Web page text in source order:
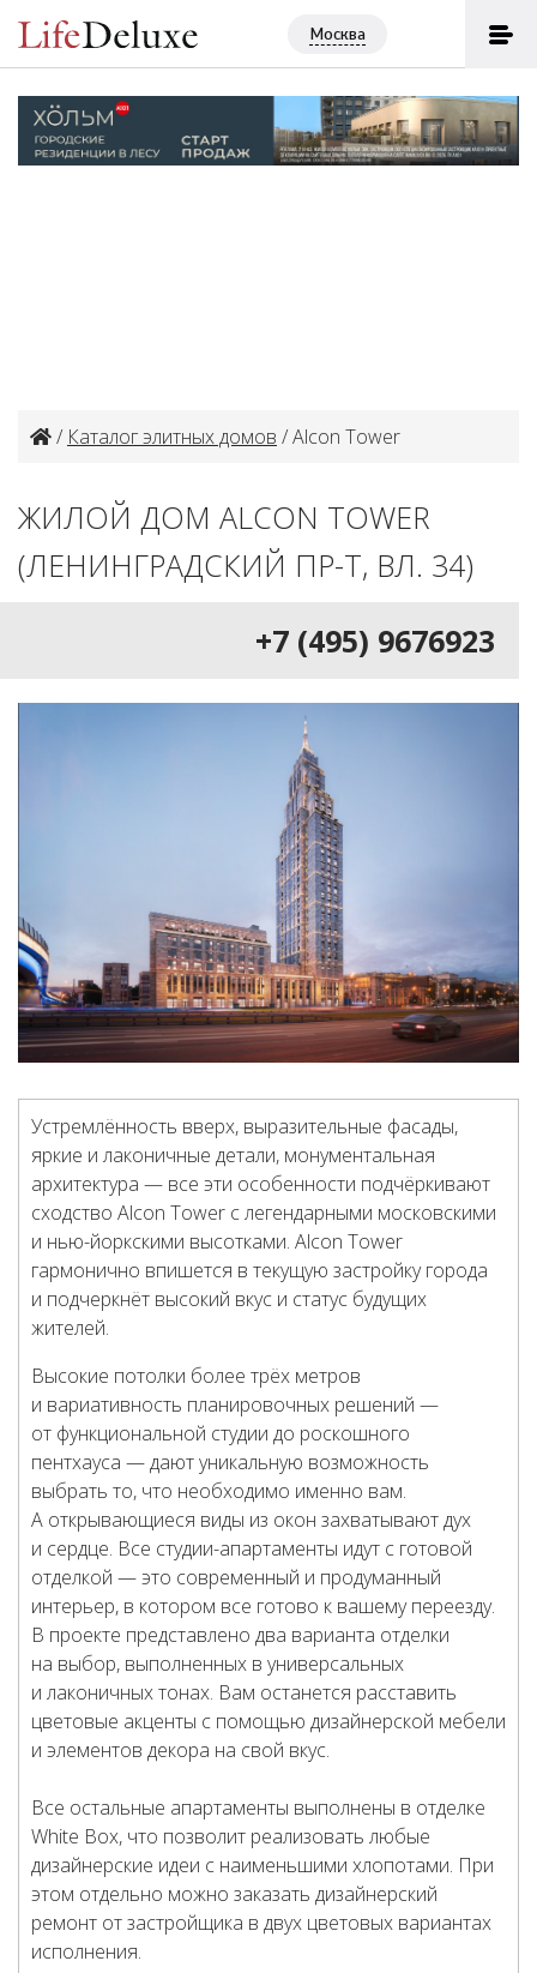
Москва
/ Каталог элитных домов / Alcon Tower
ЖИЛОЙ ДОМ ALCON TOWER
(ЛЕНИНГРАДСКИЙ ПР-Т, ВЛ. 34)
+7 (495) 9676923
Устремлённость вверх, выразительные фасады,
яркие и лаконичные детали, монументальная
архитектура — все эти особенности подчёркивают
сходство Alcon Tower с легендарными московскими
и нью-йоркскими высотками. Alcon Tower
гармонично впишется в текущую застройку города
и подчеркнёт высокий вкус и статус будущих
жителей.
Высокие потолки более трёх метров
и вариативность планировочных решений —
от функциональной студии до роскошного
пентхауса — дают уникальную возможность
выбрать то, что необходимо именно вам.
А открывающиеся виды из окон захватывают дух
и сердце. Все студии-апартаменты идут с готовой
отделкой — это современный и продуманный
интерьер, в котором все готово к вашему переезду.
В проекте представлено два варианта отделки
на выбор, выполненных в универсальных
и лаконичных тонах. Вам останется расставить
цветовые акценты с помощью дизайнерской мебели
и элементов декора на свой вкус.
Все остальные апартаменты выполнены в отделке
White Box, что позволит реализовать любые
дизайнерские идеи с наименьшими хлопотами. При
этом отдельно можно заказать дизайнерский
ремонт от застройщика в двух цветовых вариантах
исполнения.